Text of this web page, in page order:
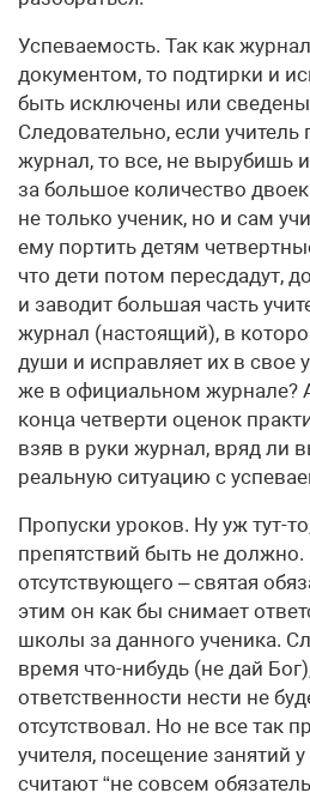
Успеваемость. Так как
документом, то подтирки и
быть исключены или
Следовательно, если учитель
журнал, то все, не вырубишь
за большое количество
не только ученик, но и сам
ему портить детям
что дети потом пересдадут,
и заводит большая часть
журнал (настоящий), в
души и исправляет их в свое
же в официальном журнале?
конца четверти оценок
взяв в руки журнал, вряд ли
реальную ситуацию с
Пропуски уроков. Ну уж тут-
препятствий быть не
отсутствующего – святая
этим он как бы снимает
школы за данного ученика.
время что-нибудь (не дай
ответственности нести не
отсутствовал. Но не все так
учителя, посещение занятий
считают “не совсем